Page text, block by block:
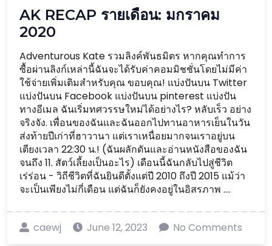
AK RECAP รายเดือน: มกราคม
2020
Adventurous Kate รวมลิงค์พันธมิตร หากคุณทำการ
ซื้อผ่านลิงก์เหล่านี้ฉันจะได้รับค่าคอมมิชชั่นโดยไม่มีค่า
ใช้จ่ายเพิ่มเติมสำหรับคุณ ขอบคุณ! แบ่งปันบน Twitter
แบ่งปันบน Facebook แบ่งปันบน pinterest แบ่งปัน
ทางอีเมล ฉันเริ่มทศวรรษใหม่ได้อย่างไร? หลับเร็ว อย่าง
จริงจัง. เพื่อนของฉันและฉันออกไปทานอาหารเย็นในวัน
ส่งท้ายปีเก่าที่ฮาวานา แต่เราเหนื่อยมากจนเราอยู่บน
เตียงเวลา 22:30 น.! (ฉันผลักดันและอ่านหนังสือของฉัน
จนถึง 11. สัตว์เลี้ยงเป็นอะไร) เดือนนี้ฉันกลับไปสู่ชีวิต
เร่ร่อน - วิถีชีวิตที่ฉันยินดีตั้งแต่ปี 2010 ถึงปี 2015 แม้ว่า
จะเป็นเพียงไม่กี่เดือน แต่ฉันก็ยังคงอยู่ในอิสรภาพ ....
caewj June 12, 2023 No Comments